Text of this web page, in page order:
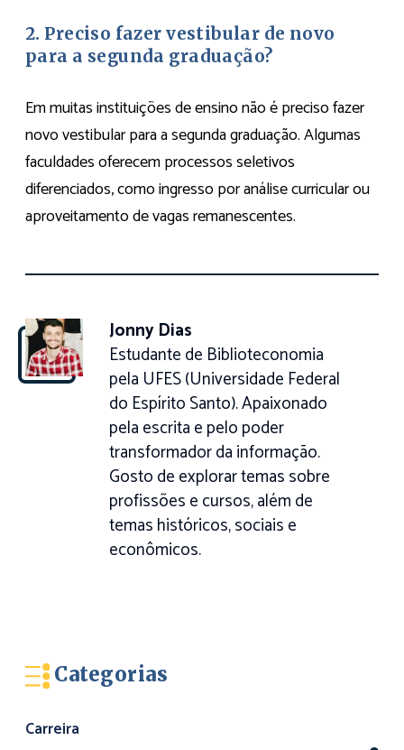
2. Preciso fazer vestibular de novo
para a segunda graduação?
Em muitas instituições de ensino não é preciso fazer
novo vestibular para a segunda graduação. Algumas
faculdades oferecem processos seletivos
diferenciados, como ingresso por análise curricular ou
aproveitamento de vagas remanescentes.
Jonny Dias
Estudante de Biblioteconomia
pela UFES (Universidade Federal
do Espírito Santo). Apaixonado
pela escrita e pelo poder
transformador da informação.
Gosto de explorar temas sobre
profissões e cursos, além de
temas históricos, sociais e
econômicos.
Categorias
Carreira